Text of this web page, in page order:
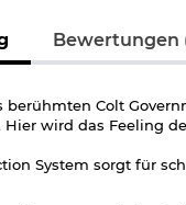
Bewertungen
berühmten Colt
Hier wird das Feeling
System sorgt für